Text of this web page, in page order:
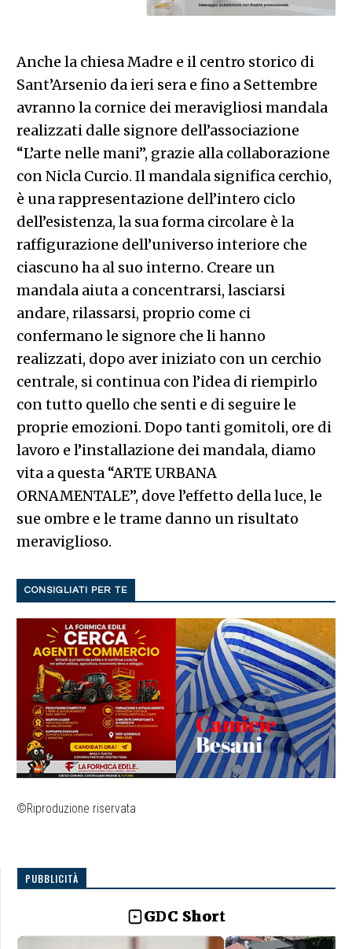
Anche la chiesa Madre e il centro storico di
Sant’Arsenio da ieri sera e fino a Settembre
avranno la cornice dei meravigliosi mandala
realizzati dalle signore dell’associazione
“L’arte nelle mani”, grazie alla collaborazione
con Nicla Curcio. Il mandala significa cerchio,
è una rappresentazione dell’intero ciclo
dell’esistenza, la sua forma circolare è la
raffigurazione dell’universo interiore che
ciascuno ha al suo interno. Creare un
mandala aiuta a concentrarsi, lasciarsi
andare, rilassarsi, proprio come ci
confermano le signore che li hanno
realizzati, dopo aver iniziato con un cerchio
centrale, si continua con l’idea di riempirlo
con tutto quello che senti e di seguire le
proprie emozioni. Dopo tanti gomitoli, ore di
lavoro e l’installazione dei mandala, diamo
vita a questa “ARTE URBANA
ORNAMENTALE”, dove l’effetto della luce, le
sue ombre e le trame danno un risultato
meraviglioso.
CONSIGLIATI PER TE
©Riproduzione riservata
PUBBLICITÀ
GDC Short